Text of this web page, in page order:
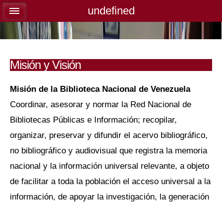
Misión y Visión
Misión de la Biblioteca Nacional de Venezuela
Coordinar, asesorar y normar la Red Nacional de
Bibliotecas Públicas e Información; recopilar,
organizar, preservar y difundir el acervo bibliográfico,
no bibliográfico y audiovisual que registra la memoria
nacional y la información universal relevante, a objeto
de facilitar a toda la población el acceso universal a la
información, de apoyar la investigación, la generación
undefined
undefined